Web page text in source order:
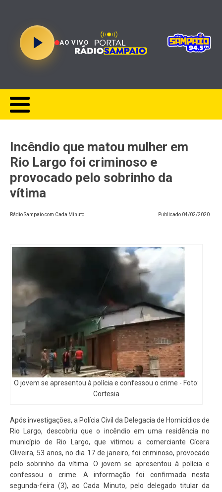
AO VIVO
Incêndio que matou mulher em
Rio Largo foi criminoso e
provocado pelo sobrinho da
vítima
Rádio Sampaio com Cada Minuto Publicado 04/02/2020
O jovem se apresentou à polícia e confessou o crime - Foto:
Cortesia
Após investigações, a Polícia Civil da Delegacia de Homicídios de
Rio Largo, descobriu que o incêndio em uma residência no
município de Rio Largo, que vitimou a comerciante Cícera
Oliveira, 53 anos, no dia 17 de janeiro, foi criminoso, provocado
pelo sobrinho da vítima. O jovem se apresentou à polícia e
confessou o crime. A informação foi confirmada nesta
segunda-feira (3), ao Cada Minuto, pelo delegado titular da